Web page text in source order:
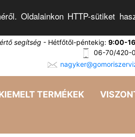
Oldalainkon HTTP-sütiket
segítség - Hétfőtől-péntekig: 9:00-
06-70/420-
TERMÉKEK